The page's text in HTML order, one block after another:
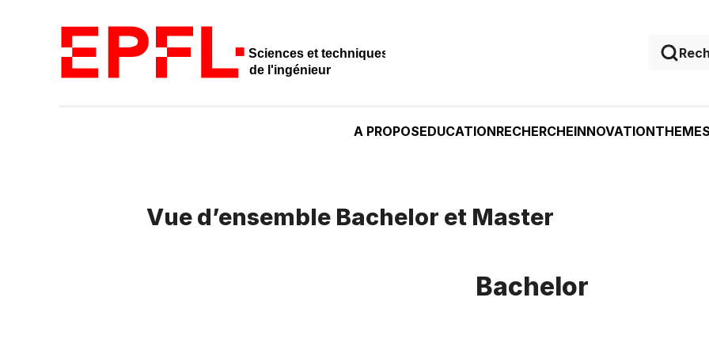
Sciences et techniques
de l'ingénieur
A PROPOSEDUCATIONRECHERCHEINNOVATIONTHEMES
Vue d’ensemble Bachelor et Master
Bachelor